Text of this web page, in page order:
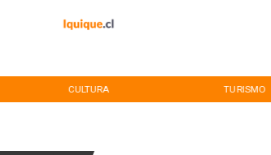
CULTURA TURISMO